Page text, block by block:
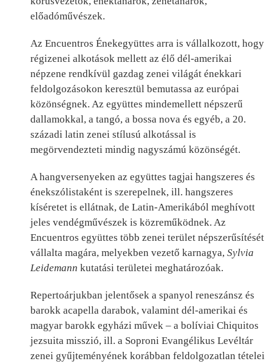
előadóművészek.
Az Encuentros Énekegyüttes arra is vállalkozott, hogy
régizenei alkotások mellett az élő dél-amerikai
népzene rendkívül gazdag zenei világát énekkari
feldolgozásokon keresztül bemutassa az európai
közönségnek. Az együttes mindemellett népszerű
dallamokkal, a tangó, a bossa nova és egyéb, a 20.
századi latin zenei stílusú alkotással is
megörvendezteti mindig nagyszámú közönségét.
A hangversenyeken az együttes tagjai hangszeres és
énekszólistaként is szerepelnek, ill. hangszeres
kíséretet is ellátnak, de Latin-Amerikából meghívott
jeles vendégművészek is közreműködnek. Az
Encuentros együttes több zenei terület népszerűsítését
vállalta magára, melyekben vezető karnagya, Sylvia
Leidemann kutatási területei meghatározóak.
Repertoárjukban jelentősek a spanyol reneszánsz és
barokk acapella darabok, valamint dél-amerikai és
magyar barokk egyházi művek – a bolíviai Chiquitos
jezsuita misszió, ill. a Soproni Evangélikus Levéltár
zenei gyűjteményének korábban feldolgozatlan tételei